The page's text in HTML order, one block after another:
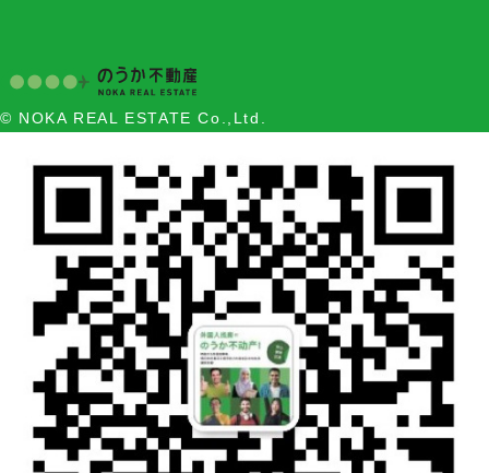
© NOKA REAL ESTATE Co.,Ltd.